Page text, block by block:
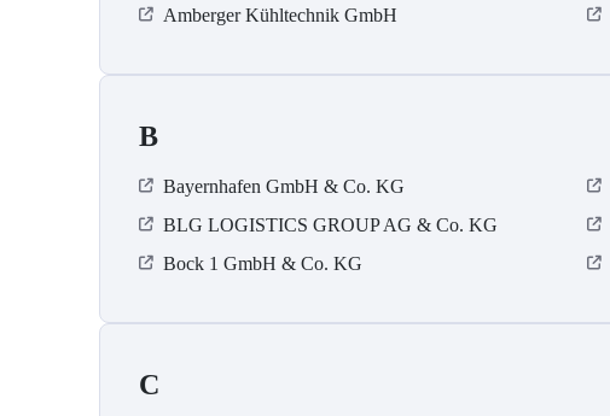
Amberger Kühltechnik GmbH
B
Bayernhafen GmbH & Co. KG
BLG LOGISTICS GROUP AG & Co. KG
Bock 1 GmbH & Co. KG
C